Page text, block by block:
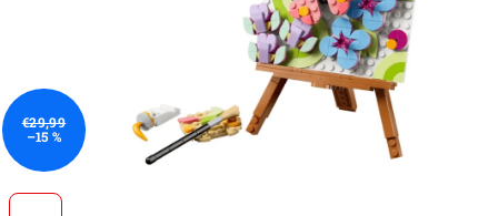
€29,99
–15 %